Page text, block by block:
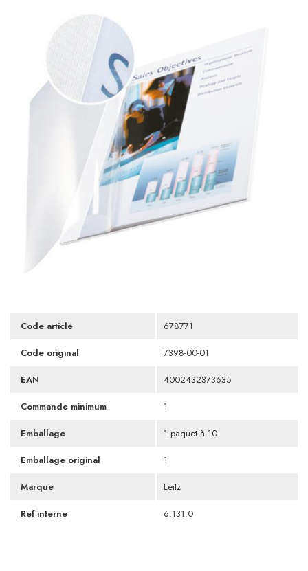
Code article 678771
Code original 7398-00-01
EAN 4002432373635
Commande minimum 1
Emballage 1 paquet à 10
Emballage original 1
Marque Leitz
Ref interne 6.131.0